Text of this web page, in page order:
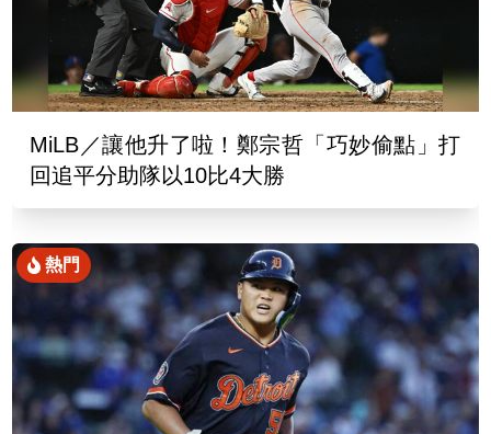
MiLB／讓他升了啦！鄭宗哲「巧妙偷點」打
回追平分助隊以10比4大勝
熱門